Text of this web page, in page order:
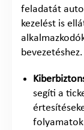
feladatát
kezelést is
bevezetéshez.
Kiberbiz
segíti a